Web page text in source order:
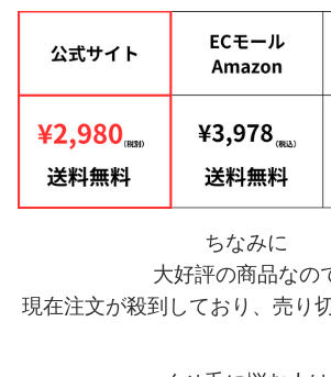
ちなみに
大好評の商品なの
現在注文が殺到しており、売り